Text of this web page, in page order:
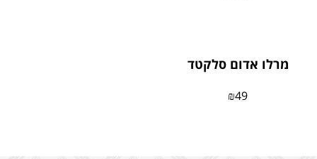
מרלו אדום סלקטד
₪49